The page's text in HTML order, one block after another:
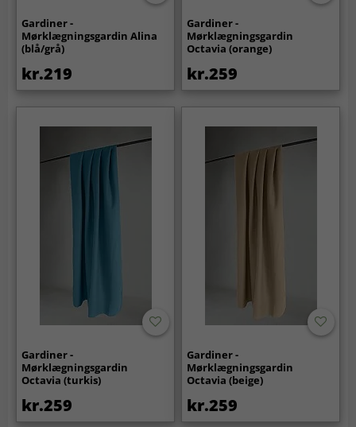
Gardiner -
Mørklægningsgardin Alina
(blå/grå)
kr.219
Gardiner -
Mørklægningsgardin
Octavia (orange)
kr.259
Gardiner -
Mørklægningsgardin
Octavia (turkis)
kr.259
Gardiner -
Mørklægningsgardin
Octavia (beige)
kr.259